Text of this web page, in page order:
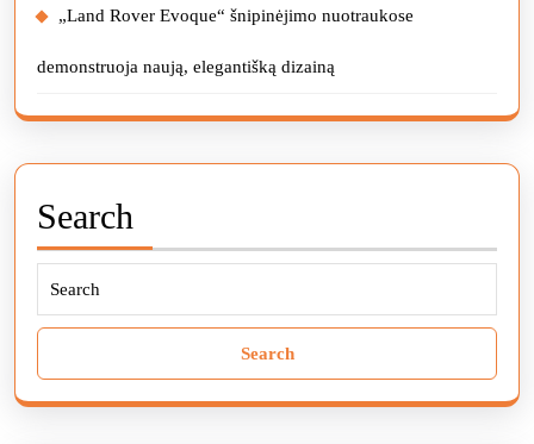
„Land Rover Evoque“ šnipinėjimo nuotraukose
demonstruoja naują, elegantišką dizainą
Search
Search